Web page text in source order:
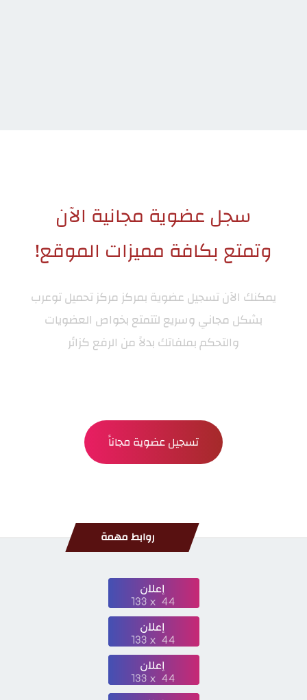
سجل عضوية مجانية الآن
وتمتع بكافة مميزات الموقع!
يمكنك الآن تسجيل عضوية بمركزمركز تحميل توعرب
بشكل مجاني وسريع لتتمتع بخواص العضويات
والتحكم بملفاتك بدلاً من الرفع كزائر
تسجيل عضوية مجاناً
روابط مهمة